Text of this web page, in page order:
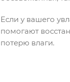
Если у вашего
помогают
потерю влаги.